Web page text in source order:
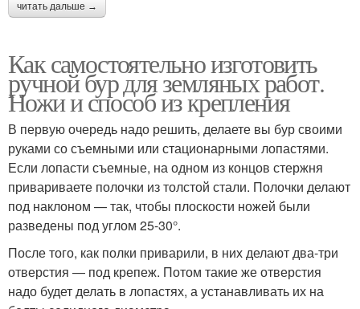
читать дальше →
Как самостоятельно изготовить
ручной бур для земляных работ.
Ножи и способ из крепления
В первую очередь надо решить, делаете вы бур своими
руками со съемными или стационарными лопастями.
Если лопасти съемные, на одном из концов стержня
привариваете полочки из толстой стали. Полочки делают
под наклоном — так, чтобы плоскости ножей были
разведены под углом 25-30°.
После того, как полки приварили, в них делают два-три
отверстия — под крепеж. Потом такие же отверстия
надо будет делать в лопастях, а устанавливать их на